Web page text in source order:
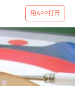
用APP打开